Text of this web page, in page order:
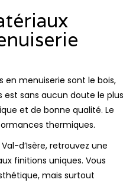
en menuiserie sont le bois,
est sans aucun doute le plus
et de bonne qualité. Le
thermiques.
d’Isère, retrouvez une
finitions uniques. Vous
mais surtout